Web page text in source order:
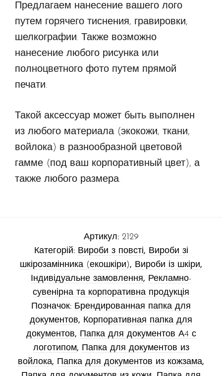
Предлагаем нанесение вашего лого
путем горячего тиснения, гравировки,
шелкографии. Также возможно
нанесение любого рисунка или
полноцветного фото путем прямой
печати.
Такой аксессуар может быть выполнен
из любого материала (экокожи, ткани,
войлока) в разнообразной цветовой
гамме (под ваш корпоративный цвет), а
также любого размера.
Артикул: 2129
Категорій: Вироби з повсті, Вироби зі
шкірозамінника (екошкіри), Вироби із шкіри,
Індивідуальне замовлення, Рекламно-
сувенірна та корпоративна продукція
Позначок: Брендированная папка для
документов, Корпоративная папка для
документов, Папка для документов А4 с
логотипом, Папка для документов из
войлока, Папка для документов из кожзама,